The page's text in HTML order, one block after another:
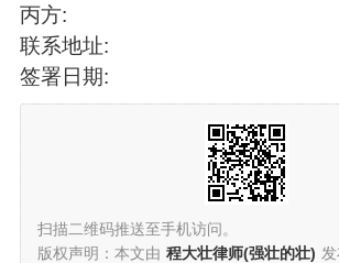
丙方:
联系地址:
签署日期:
扫描二维码推送至手机访问。
版权声明：本文由 程大壮律师(强壮的壮)